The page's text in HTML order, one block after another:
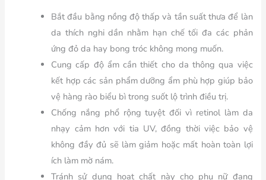
Bắt đầu bằng nồng độ thấp và tần suất thưa để làn
da thích nghi dần nhằm hạn chế tối đa các phản
ứng đỏ da hay bong tróc không mong muốn.
Cung cấp độ ẩm cần thiết cho da thông qua việc
kết hợp các sản phẩm dưỡng ẩm phù hợp giúp bảo
vệ hàng rào biểu bì trong suốt lộ trình điều trị.
Chống nắng phổ rộng tuyệt đối vì retinol làm da
nhạy cảm hơn với tia UV, đồng thời việc bảo vệ
không đầy đủ sẽ làm giảm hoặc mất hoàn toàn lợi
ích làm mờ nám.
Tránh sử dụng hoạt chất này cho phụ nữ đang